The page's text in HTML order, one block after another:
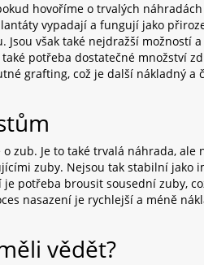
hovoříme o trvalých náhradách
vypadají a fungují jako
však také nejdražší možností
potřeba dostatečné množství
grafting, což je další nákladný a
zub. Je to také trvalá náhrada, ale
zuby. Nejsou tak stabilní jako
potřeba brousit sousední zuby,
nasazení je rychlejší a méně
vědět?